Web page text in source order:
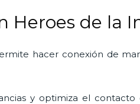
Heroes de la
hacer conexión de
y optimiza el